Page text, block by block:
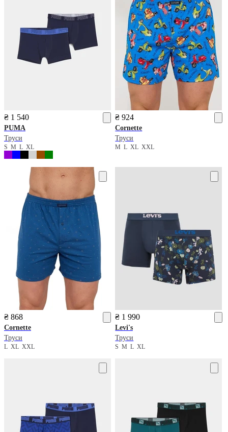
₴ 1 540
PUMA
Труси
S M L XL
₴ 924
Cornette
Труси
MLXLXXL
₴ 868
Cornette
Труси
L XL XXL
₴ 1 990
Levi's
Труси
SMLXL